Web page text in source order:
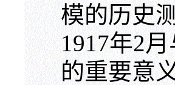
模的历史
1917年2
的重要意